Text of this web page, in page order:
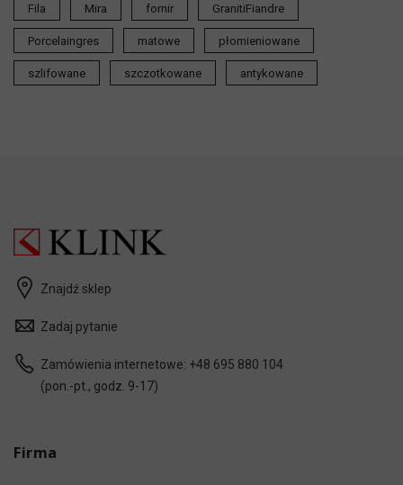
Fila Mira fornir GranitiFiandre
Porcelaingres matowe płomieniowane
szlifowane szczotkowane antykowane
Znajdź sklep
Zadaj pytanie
Zamówienia internetowe: +48 695 880 104
(pon.-pt., godz. 9-17)
Firma